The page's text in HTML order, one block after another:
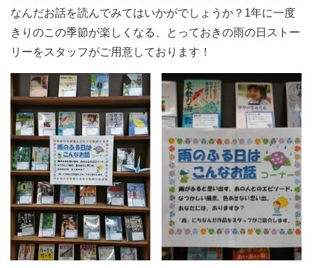
なんだお話を読んでみてはいかがでしょうか？1年に一度
きりのこの季節が楽しくなる、とっておきの雨の日ストー
リーをスタッフがご用意しております！